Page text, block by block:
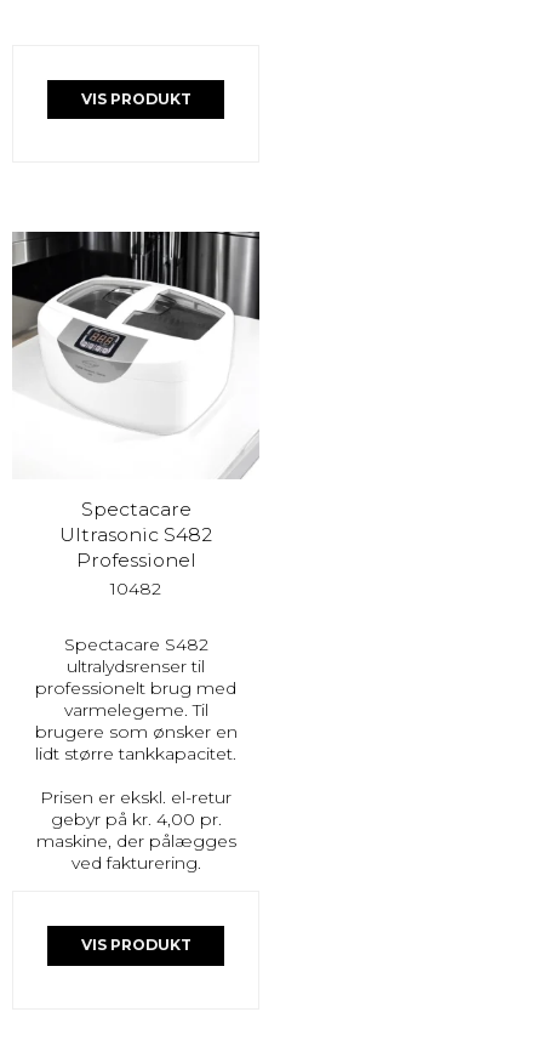
VIS PRODUKT
Spectacare
Ultrasonic S482
Professionel
10482
Spectacare S482
ultralydsrenser til
professionelt brug med
varmelegeme. Til
brugere som ønsker en
lidt større tankkapacitet.
Prisen er ekskl. el-retur
gebyr på kr. 4,00 pr.
maskine, der pålægges
ved fakturering.
VIS PRODUKT